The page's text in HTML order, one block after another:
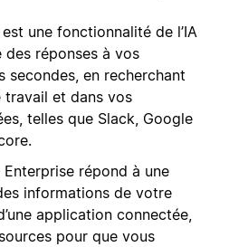
une fonctionnalité de l’IA
réponses à vos
secondes, en recherchant
travail et dans vos
telles que Slack, Google
répond à une
informations de votre
application connectée,
pour que vous